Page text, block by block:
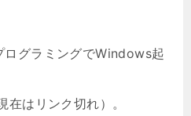
グラミングでWindows起
在はリンク切れ）。